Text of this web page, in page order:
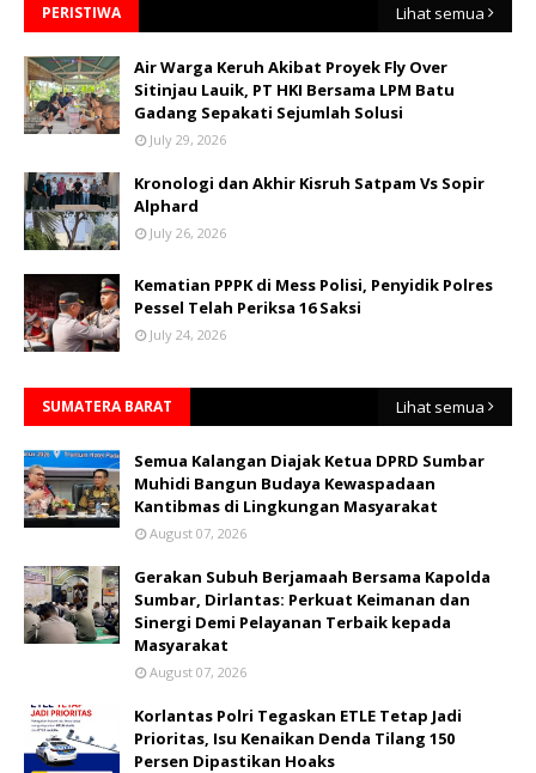
PERISTIWA Lihat semua
Air Warga Keruh Akibat Proyek Fly Over
Sitinjau Lauik, PT HKI Bersama LPM Batu
Gadang Sepakati Sejumlah Solusi
July 29, 2026
Kronologi dan Akhir Kisruh Satpam Vs Sopir
Alphard
July 26, 2026
Kematian PPPK di Mess Polisi, Penyidik Polres
Pessel Telah Periksa 16 Saksi
July 24, 2026
SUMATERA BARAT Lihat semua
Semua Kalangan Diajak Ketua DPRD Sumbar
Muhidi Bangun Budaya Kewaspadaan
Kantibmas di Lingkungan Masyarakat
August 07, 2026
Gerakan Subuh Berjamaah Bersama Kapolda
Sumbar, Dirlantas: Perkuat Keimanan dan
Sinergi Demi Pelayanan Terbaik kepada
Masyarakat
August 07, 2026
Korlantas Polri Tegaskan ETLE Tetap Jadi
Prioritas, Isu Kenaikan Denda Tilang 150
Persen Dipastikan Hoaks